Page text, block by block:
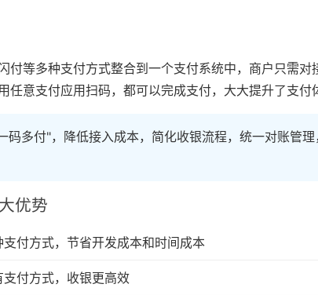
等多种支付方式整合到一个支付系统中，商户只需对
意支付应用扫码，都可以完成支付，大大提升了支付
码多付"，降低接入成本，简化收银流程，统一对账管理
优势
付方式，节省开发成本和时间成本
付方式，收银更高效